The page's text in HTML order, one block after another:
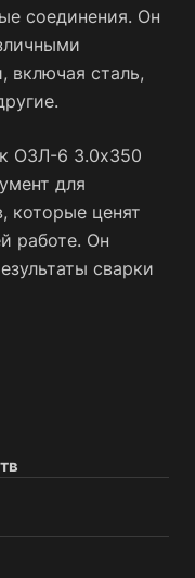
соединения. Он
включая сталь,
ОЗЛ-6 3.0x350
для
которые ценят
работе. Он
сварки